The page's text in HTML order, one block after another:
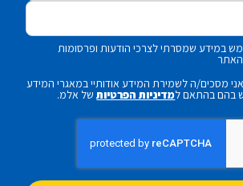
במידע שמסרתי לצרכי הודעות ופרסומות
האתר
מסכים/ה לשמירת המידע אודותיי במאגרי המידע
בהם בהתאם למדיניות הפרטיותשל אלמ.